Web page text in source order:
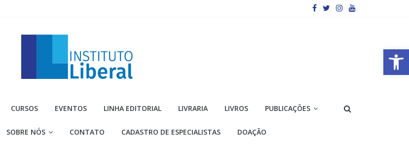
Barra de Ferramentas Aberta
Liberal
CURSOS EVENTOS LINHA EDITORIAL LIVRARIA LIVROS PUBLICAÇÕES
SOBRE NÓS CONTATO CADASTRO DE ESPECIALISTAS DOAÇÃO